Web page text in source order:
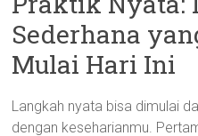
Sederhana
Mulai Hari Ini
Langkah nyata bisa dimulai
dengan keseharianmu.